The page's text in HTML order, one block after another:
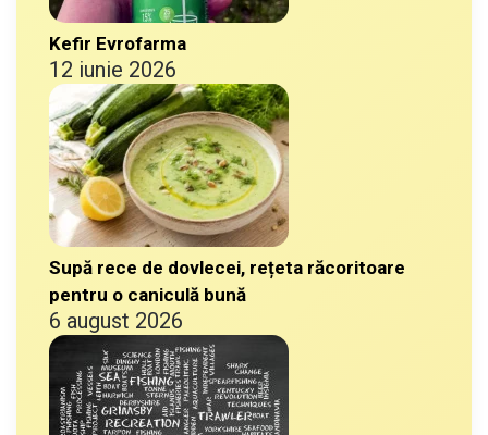
Kefir Evrofarma
12 iunie 2026
Supă rece de dovlecei, rețeta răcoritoare
pentru o caniculă bună
6 august 2026